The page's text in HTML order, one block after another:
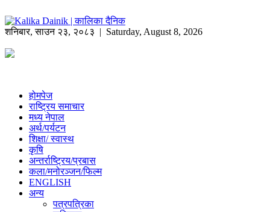
शनिबार,साउन २३, २०८३ | Saturday, August 8, 2026
होमपेज
राष्ट्रिय समाचार
मध्य नेपाल
अर्थ/पर्यटन
शिक्षा/ स्वास्थ
कृषि
अन्तर्राष्ट्रिय/प्रबास
कला/मनोरञ्जन/फिल्म
ENGLISH
अन्य
पत्रपत्रिका